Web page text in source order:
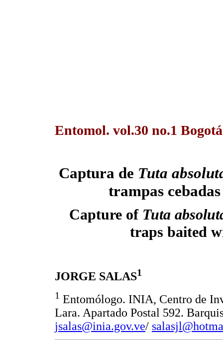
Entomol. vol.30 no.1
Captura de Tuta
trampas
Capture of Tuta
traps baited
JORGE SALAS1
1 Entomólogo. INIA, Centro de
Lara. Apartado Postal 592.
jsalas@inia.gov.ve/